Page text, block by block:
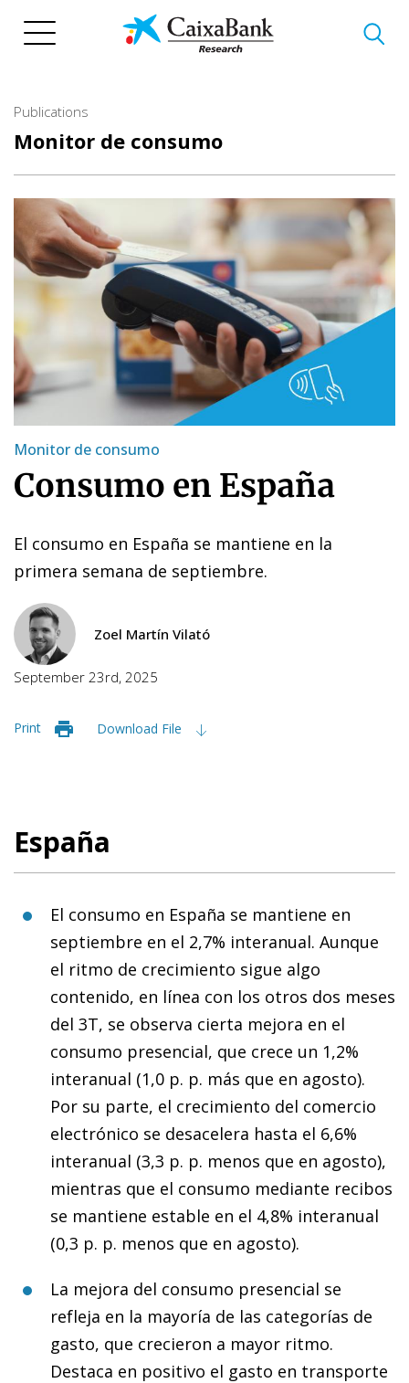
Publications
Monitor de consumo
Monitor de consumo
Consumo en España
El consumo en España se mantiene en la
primera semana de septiembre.
Zoel Martín Vilató
September 23rd, 2025
Print Download File
España
El consumo en España se mantiene en
septiembre en el 2,7% interanual. Aunque
el ritmo de crecimiento sigue algo
contenido, en línea con los otros dos meses
del 3T, se observa cierta mejora en el
consumo presencial, que crece un 1,2%
interanual (1,0 p. p. más que en agosto).
Por su parte, el crecimiento del comercio
electrónico se desacelera hasta el 6,6%
interanual (3,3 p. p. menos que en agosto),
mientras que el consumo mediante recibos
se mantiene estable en el 4,8% interanual
(0,3 p. p. menos que en agosto).
La mejora del consumo presencial se
refleja en la mayoría de las categorías de
gasto, que crecieron a mayor ritmo.
Destaca en positivo el gasto en transporte